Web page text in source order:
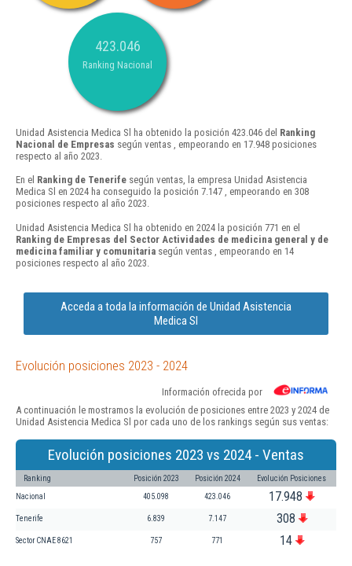
423.046
Ranking Nacional
Unidad Asistencia Medica Sl ha obtenido la posición 423.046 del Ranking
Nacional de Empresas según ventas , empeorando en 17.948 posiciones
respecto al año 2023.
En el Ranking de Tenerife según ventas, la empresa Unidad Asistencia
Medica Sl en 2024 ha conseguido la posición 7.147 , empeorando en 308
posiciones respecto al año 2023.
Unidad Asistencia Medica Sl ha obtenido en 2024 la posición 771 en el
Ranking de Empresas del Sector Actividades de medicina general y de
medicina familiar y comunitaria según ventas , empeorando en 14
posiciones respecto al año 2023.
Acceda a toda la información de Unidad Asistencia
Medica Sl
Evolución posiciones 2023 - 2024
Información ofrecida por
A continuación le mostramos la evolución de posiciones entre 2023 y 2024 de
Unidad Asistencia Medica Sl por cada uno de los rankings según sus ventas:
Evolución posiciones 2023 vs 2024 - Ventas
Ranking Posición 2023 Posición 2024 Evolución Posiciones
Nacional 405.098 423.046 17.948
Tenerife 6.839 7.147 308
Sector CNAE 8621 757 771 14